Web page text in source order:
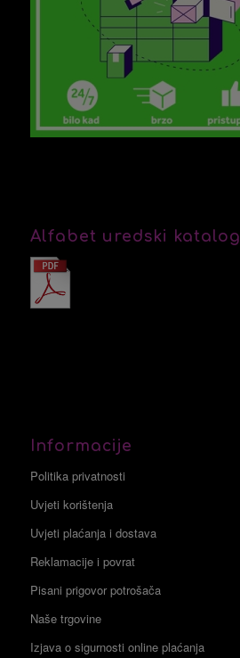
Alfabet uredski katalog
Informacije
Politika privatnosti
Uvjeti korištenja
Uvjeti plaćanja i dostava
Reklamacije i povrat
Pisani prigovor potrošača
Naše trgovine
Izjava o sigurnosti online plaćanja